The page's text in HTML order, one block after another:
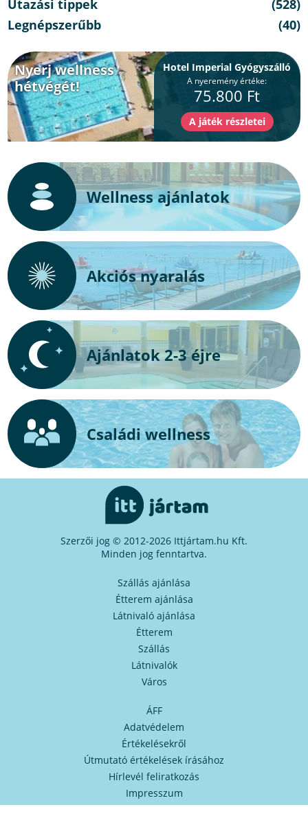
Utazási tippek
(528)
Legnépszerűbb
(40)
Nyerj wellness
hétvégét!
Hotel Imperial Gyógyszálló
A nyeremény értéke:
75.800 Ft
Wellness ajánlatok
Akciós nyaralás
Ajánlatok 2-3 éjre
Családi wellness
Szerzői jog © 2012-2026 Ittjártam.hu Kft.
Minden jog fenntartva.
Szállás ajánlása
Étterem ajánlása
Látnivaló ajánlása
Étterem
Szállás
Látnivalók
Város
ÁFF
Adatvédelem
Értékelésekről
Útmutató értékelések írásához
Hírlevél feliratkozás
Impresszum